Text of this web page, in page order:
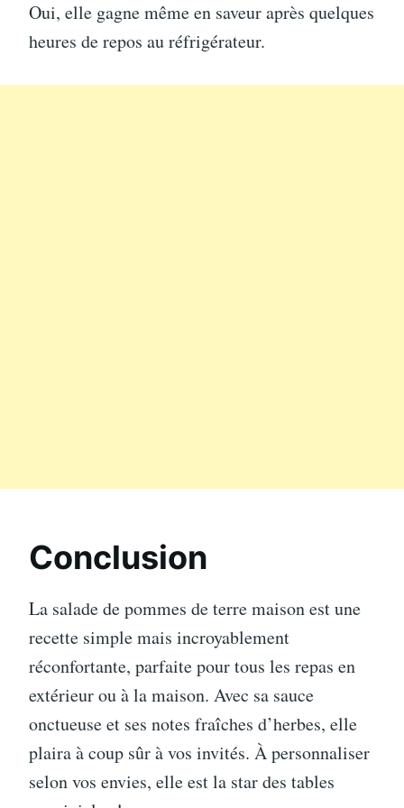
Oui, elle gagne même en saveur après quelques
heures de repos au réfrigérateur.
Conclusion
La salade de pommes de terre maison est une
recette simple mais incroyablement
réconfortante, parfaite pour tous les repas en
extérieur ou à la maison. Avec sa sauce
onctueuse et ses notes fraîches d’herbes, elle
plaira à coup sûr à vos invités. À personnaliser
selon vos envies, elle est la star des tables